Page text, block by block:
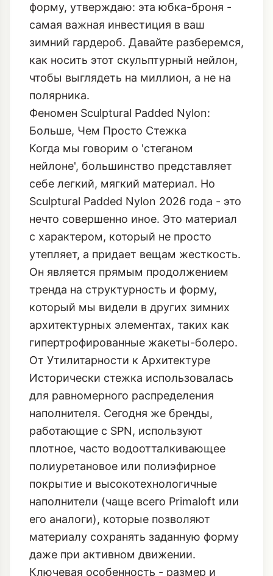
форму, утверждаю: эта юбка-броня -
самая важная инвестиция в ваш
зимний гардероб. Давайте разберемся,
как носить этот скульптурный нейлон,
чтобы выглядеть на миллион, а не на
полярника.
Феномен Sculptural Padded Nylon:
Больше, Чем Просто Стежка
Когда мы говорим о 'стеганом
нейлоне', большинство представляет
себе легкий, мягкий материал. Но
Sculptural Padded Nylon 2026 года - это
нечто совершенно иное. Это материал
с характером, который не просто
утепляет, а придает вещам жесткость.
Он является прямым продолжением
тренда на структурность и форму,
который мы видели в других зимних
архитектурных элементах, таких как
гипертрофированные жакеты-болеро.
От Утилитарности к Архитектуре
Исторически стежка использовалась
для равномерного распределения
наполнителя. Сегодня же бренды,
работающие с SPN, используют
плотное, часто водоотталкивающее
полиуретановое или полиэфирное
покрытие и высокотехнологичные
наполнители (чаще всего Primaloft или
его аналоги), которые позволяют
материалу сохранять заданную форму
даже при активном движении.
Ключевая особенность - размер и